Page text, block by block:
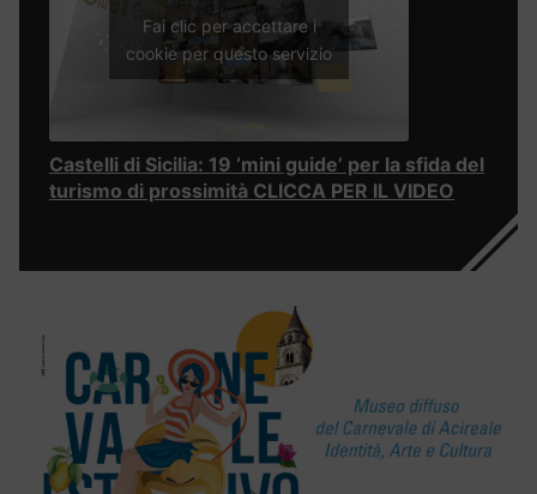
Fai clic per accettare i
cookie per questo servizio
Castelli di Sicilia: 19 ‘mini guide’ per la sfida del
turismo di prossimità CLICCA PER IL VIDEO